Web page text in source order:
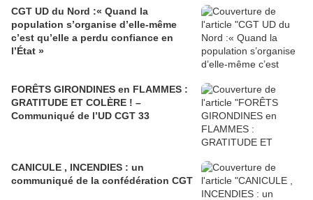
CGT UD du Nord :« Quand la
population s’organise d’elle-même
c’est qu’elle a perdu confiance en
l’État »
FORÊTS GIRONDINES en FLAMMES :
GRATITUDE ET COLÈRE ! –
Communiqué de l’UD CGT 33
CANICULE , INCENDIES : un
communiqué de la confédération CGT